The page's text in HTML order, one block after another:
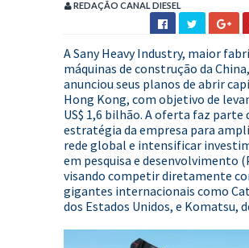
REDAÇÃO CANAL DIESEL
A Sany Heavy Industry, maior
máquinas de construção da China,
anunciou seus planos de abrir
Hong Kong, com objetivo de
US$ 1,6 bilhão. A oferta faz parte
estratégia da empresa para
rede global e intensificar
em pesquisa e desenvolvimento
visando competir diretamente
gigantes internacionais como
dos Estados Unidos, e Komatsu,